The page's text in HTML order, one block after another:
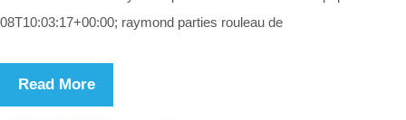
08T10:03:17+00:00; raymond parties rouleau de
Read More